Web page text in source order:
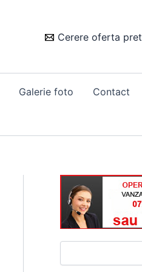
Cerere oferta pret
Galerie foto Contact
Caută